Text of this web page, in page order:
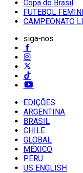
Copa do Brasil
FUTEBOL
CAMPEONATO
siga-nos
EDIÇÕES
ARGENTINA
BRASIL
CHILE
GLOBAL
MÉXICO
PERU
US ENGLISH